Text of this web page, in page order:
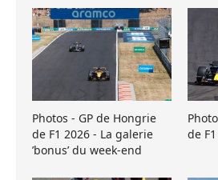
Photos - GP de Hongrie
de F1 2026 - La galerie
’bonus’ du week-end
de